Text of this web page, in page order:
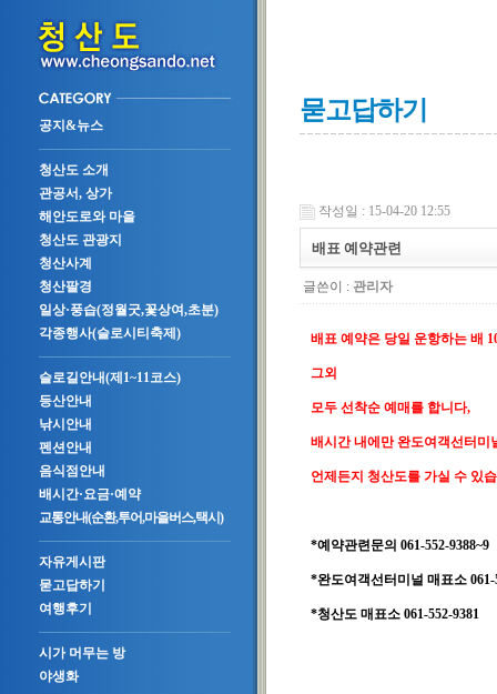
공지&뉴스
청산도 소개
관공서, 상가
해안도로와 마을
청산도 관광지
청산사계
청산팔경
일상·풍습(정월굿,꽃상여,초분)
각종행사(슬로시티축제)
슬로길안내(제1~11코스)
등산안내
낚시안내
펜션안내
음식점안내
배시간·요금·예약
교통안내(순환,투어,마을버스,택시)
자유게시판
묻고답하기
여행후기
시가 머무는 방
야생화
묻고답하기
작성일 : 15-04-20 12:55
배표 예약관련
글쓴이 : 관리자
배표 예약은 당일 운항하는 배
그외
모두 선착순 예매를 합니다,
배시간 내에만 완도여객선터미
언제든지 청산도를 가실 수 있
*예약관련문의 061-552-9388~9
*완도여객선터미널 매표소 061-
*청산도 매표소 061-552-9381